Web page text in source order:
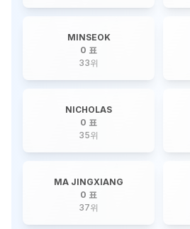
MINSEOK
0 표
33위
NICHOLAS
0 표
35위
MA JINGXIANG
0 표
37위